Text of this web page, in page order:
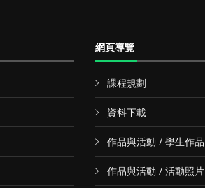
網頁導覽
課程規劃
資料下載
作品與活動 / 學生作品
作品與活動 / 活動照片